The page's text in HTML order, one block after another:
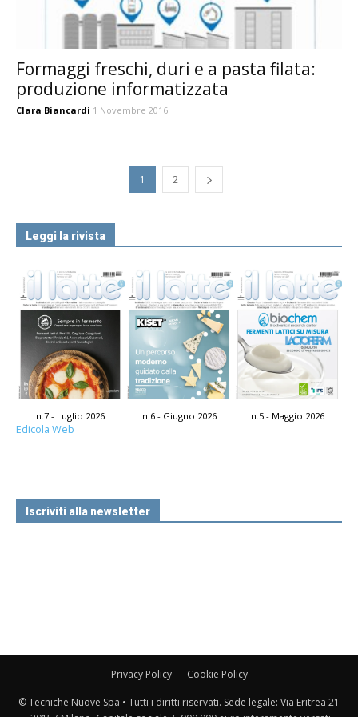
Formaggi freschi, duri e a pasta filata:
produzione informatizzata
Clara Biancardi 1 Novembre 2016
1 2
Leggi la rivista
n.7 - Luglio 2026 n.6 - Giugno 2026 n.5 - Maggio 2026
Edicola Web
Iscriviti alla newsletter
Privacy Policy Cookie Policy
© Tecniche Nuove Spa • Tutti i diritti riservati. Sede legale: Via Eritrea 21